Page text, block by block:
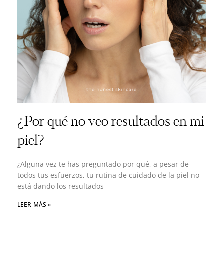
¿Por qué no veo resultados en mi
piel?
¿Alguna vez te has preguntado por qué, a pesar de
todos tus esfuerzos, tu rutina de cuidado de la piel no
está dando los resultados
LEER MÁS »